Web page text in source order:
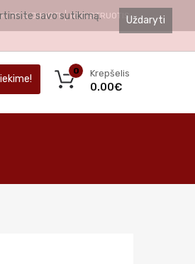
PRISIJUNGTI REGISTRUOTIS
Krepšelis
0
0.00€
Uždaryti
savo sutikimą.